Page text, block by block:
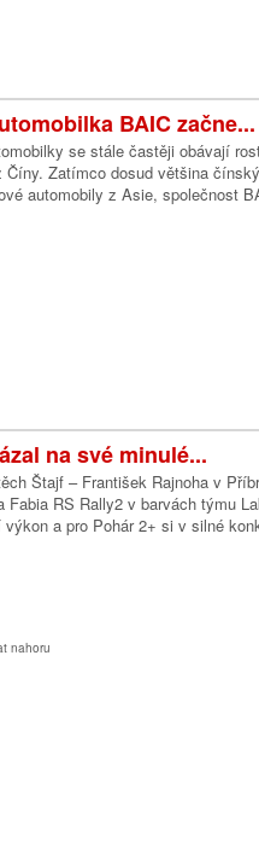
BAIC začne...
se stále častěji obávají
Číny. Zatímco dosud většina
automobily z Asie, společnost
na své minulé...
Štajf – František Rajnoha v
Fabia RS Rally2 v barvách týmu
a pro Pohár 2+ si v silné
nahoru